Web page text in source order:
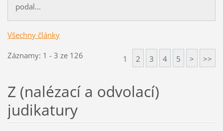
podal...
Všechny články
Záznamy: 1 - 3 ze 126 1 2 3 4 5 > >>
Z (nalézací a odvolací)
judikatury